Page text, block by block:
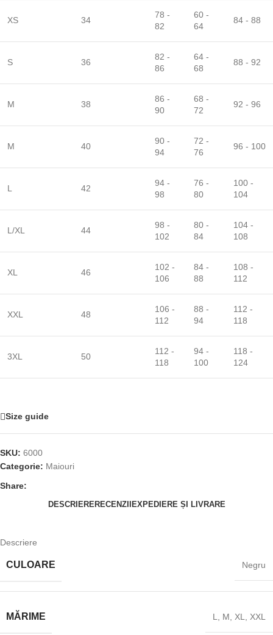
XS 34
78 -
82
60 -
64
84 - 88
S 36
82 -
86
64 -
68
88 - 92
M 38
86 -
90
68 -
72
92 - 96
M 40
90 -
94
72 -
76
96 - 100
L 42
94 -
98
76 -
80
100 -
104
L/XL 44
98 -
102
80 -
84
104 -
108
XL 46
102 -
106
84 -
88
108 -
112
XXL 48
106 -
112
88 -
94
112 -
118
3XL 50
112 -
118
94 -
100
118 -
124
Size guide
SKU: 6000
Categorie: Maiouri
Share:
DESCRIERERECENZII EXPEDIERE ȘI LIVRARE
Descriere
CULOARE Negru
MĂRIME L M XL XXL